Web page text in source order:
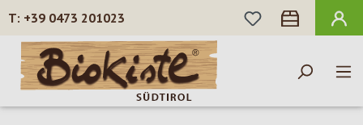
Zum Hauptinhalt springen
+39 0473 201023
DU HAST 0